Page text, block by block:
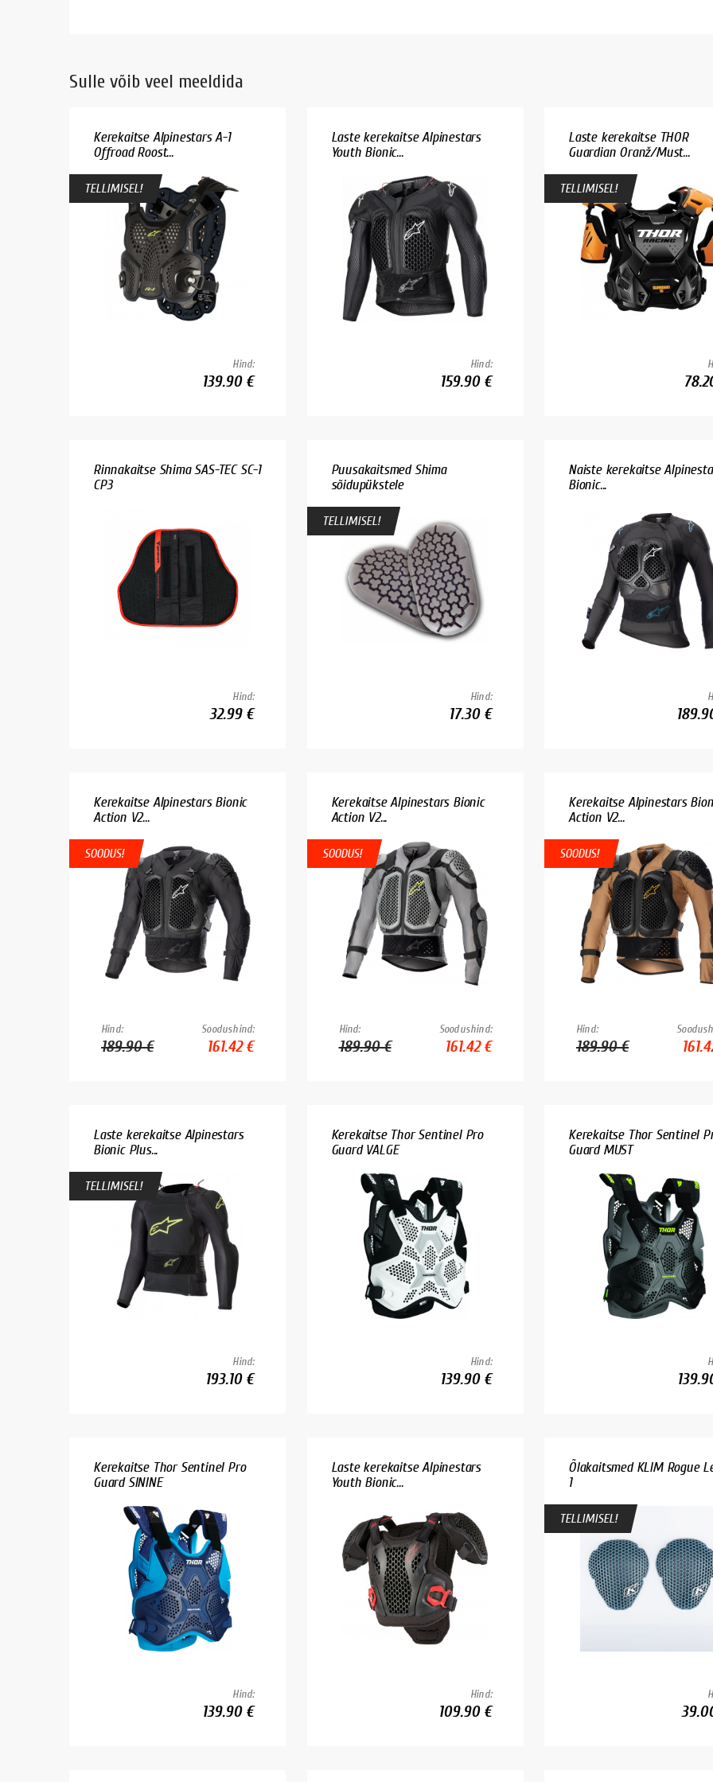
Sulle võib veel meeldida
Kerekaitse Alpinestars A-1
Offroad Roost...
TELLIMISEL!
Hind:
139.90 €
Laste kerekaitse Alpinestars
Youth Bionic...
Hind:
159.90 €
Laste kerekaitse THOR
Guardian Oranž/Must...
TELLIMISEL!
Rinnakaitse Shima SAS-TEC SC-1
CP3
Hind:
32.99 €
Puusakaitsmed Shima
sõidupükstele
TELLIMISEL!
Hind:
17.30 €
Naiste kerekaitse
Bionic...
Kerekaitse Alpinestars Bionic
Action V2...
SOODUS!
Hind:
189.90 €
Soodushind:
161.42 €
Kerekaitse Alpinestars Bionic
Action V2...
SOODUS!
Hind:
189.90 €
Soodushind:
161.42 €
Kerekaitse Alpinestars
Action V2...
SOODUS!
Hind:
189.90 €
Laste kerekaitse Alpinestars
Bionic Plus...
TELLIMISEL!
Hind:
193.10 €
Kerekaitse Thor Sentinel Pro
Guard VALGE
Hind:
139.90 €
Kerekaitse Thor Sentinel
Guard MUST
Kerekaitse Thor Sentinel Pro
Guard SININE
Hind:
139.90 €
Laste kerekaitse Alpinestars
Youth Bionic...
Hind:
109.90 €
Õlakaitsmed KLIM Rogue
1
TELLIMISEL!